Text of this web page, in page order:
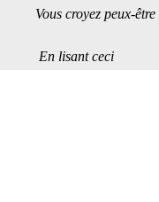
Vous croyez peux-être
En lisant ceci